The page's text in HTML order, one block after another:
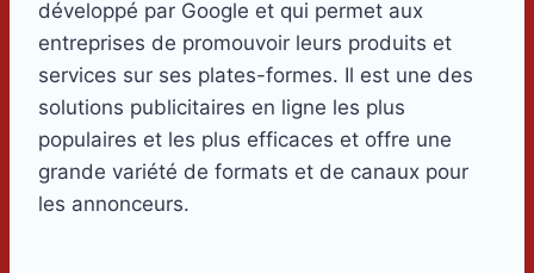
développé par Google et qui permet aux
entreprises de promouvoir leurs produits et
services sur ses plates-formes. Il est une des
solutions publicitaires en ligne les plus
populaires et les plus efficaces et offre une
grande variété de formats et de canaux pour
les annonceurs.